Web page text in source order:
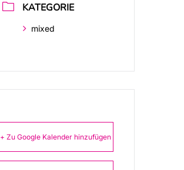
KATEGORIE
mixed
+ Zu Google Kalender hinzufügen